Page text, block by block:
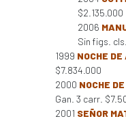
$2.135.000
2006
Sin figs.
1999 NOCHE DE
$7.834.000
2000 NOCHE
Gan. 3 carr.
2001 SEÑOR